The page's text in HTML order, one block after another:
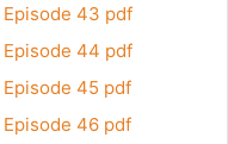
Episode 43 pdf
Episode 44 pdf
Episode 45 pdf
Episode 46 pdf